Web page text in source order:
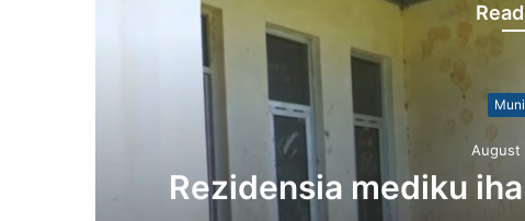
August
Governu Promete
Minerais no